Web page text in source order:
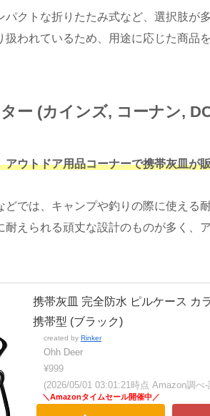
パクトな折りたたみ式など、選択肢が
扱われているため、用途に応じた商品
ー (カインズ, コーナン,
アウトドア用品コーナーで携帯灰皿が
どでは、キャンプや釣りの際に使える
耐えられる頑丈な設計のものが多く、
携帯灰皿 完全防水 ピルケース カ
携帯型 (ブラック)
created by Rinker
Ohh Deer
¥999
(2026/05/01 03:01:21時点 Amazon調べ-